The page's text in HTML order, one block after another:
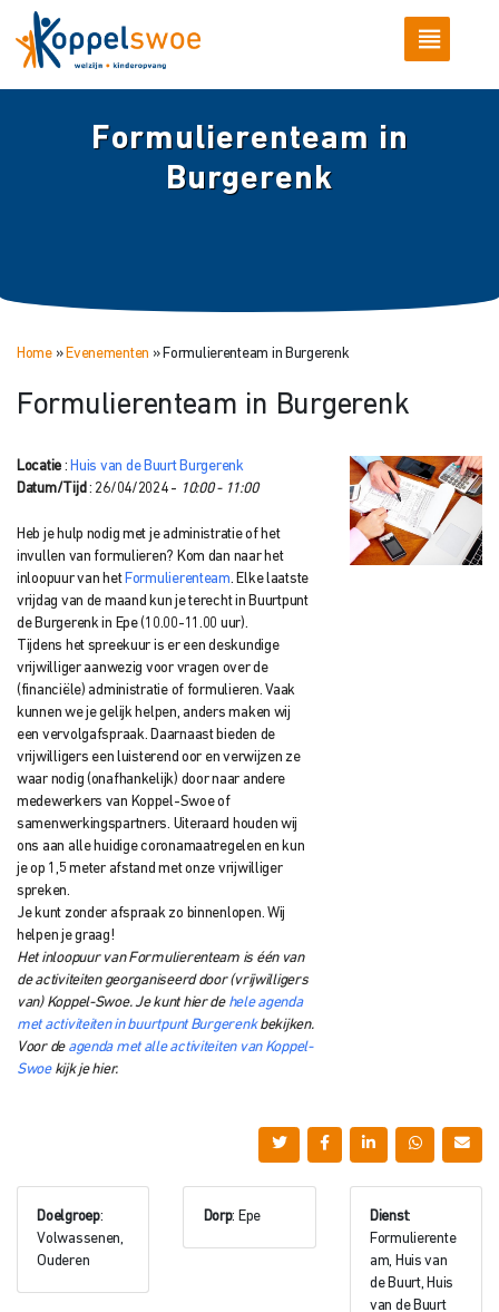
Formulierenteam in
Burgerenk
Home» Evenementen » Formulierenteam in Burgerenk
Formulierenteam in Burgerenk
Locatie : Huis van de Buurt Burgerenk
Datum/Tijd : 26/04/2024 - 10:00 - 11:00
Heb je hulp nodig met je administratie of het
invullen van formulieren? Kom dan naar het
inloopuur van het Formulierenteam . Elke laatste
vrijdag van de maand kun je terecht in Buurtpunt
de Burgerenk in Epe (10.00-11.00 uur).
Tijdens het spreekuur is er een deskundige
vrijwilliger aanwezig voor vragen over de
(financiële) administratie of formulieren. Vaak
kunnen we je gelijk helpen, anders maken wij
een vervolgafspraak. Daarnaast bieden de
vrijwilligers een luisterend oor en verwijzen ze
waar nodig (onafhankelijk) door naar andere
medewerkers van Koppel-Swoe of
samenwerkingspartners. Uiteraard houden wij
ons aan alle huidige coronamaatregelen en kun
je op 1,5 meter afstand met onze vrijwilliger
spreken.
Je kunt zonder afspraak zo binnenlopen. Wij
helpen je graag!
Het inloopuur van Formulierenteam is één van
de activiteiten georganiseerd door (vrijwilligers
van) Koppel-Swoe. Je kunt hier de hele agenda
met activiteiten in buurtpunt Burgerenkbekijken.
Voor de agenda met alle activiteiten van Koppel-
Swoekijk je hier.
Doelgroep:
Volwassenen,
Ouderen
Dorp: Epe Dienst:
Formulierente
am, Huis van
de Buurt, Huis
van de Buurt